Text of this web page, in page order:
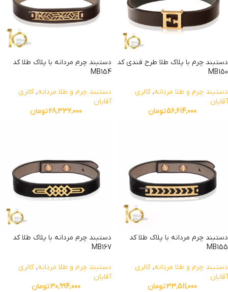
دستبند چرم با پلاک طلا طرح فندی کد
MB150
دستبند چرم و طلا مردانه, گالری
آقایان
56,614,000تومان
دستبند چرم مردانه با پلاک طلا کد
MB154
دستبند چرم و طلا مردانه, گالری
آقایان
28,332,000تومان
دستبند چرم مردانه با پلاک طلا کد
MB155
دستبند چرم و طلا مردانه, گالری
آقایان
33,511,000تومان
دستبند چرم مردانه با پلاک طلا کد
MB167
دستبند چرم و طلا مردانه, گالری
آقایان
30,994,000تومان